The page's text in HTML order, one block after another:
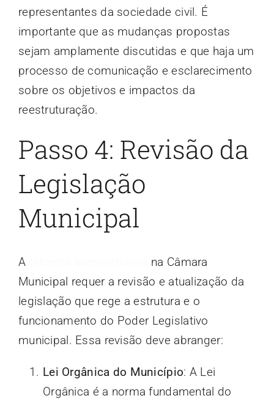
representantes da sociedade civil. É
importante que as mudanças propostas
sejam amplamente discutidas e que haja um
processo de comunicação e esclarecimento
sobre os objetivos e impactos da
reestruturação.
Passo 4: Revisão da
Legislação
Municipal
A
na Câmara
Municipal requer a revisão e atualização da
legislação que rege a estrutura e o
funcionamento do Poder Legislativo
municipal. Essa revisão deve abranger:
Lei Orgânica do Município: A Lei
Orgânica é a norma fundamental do